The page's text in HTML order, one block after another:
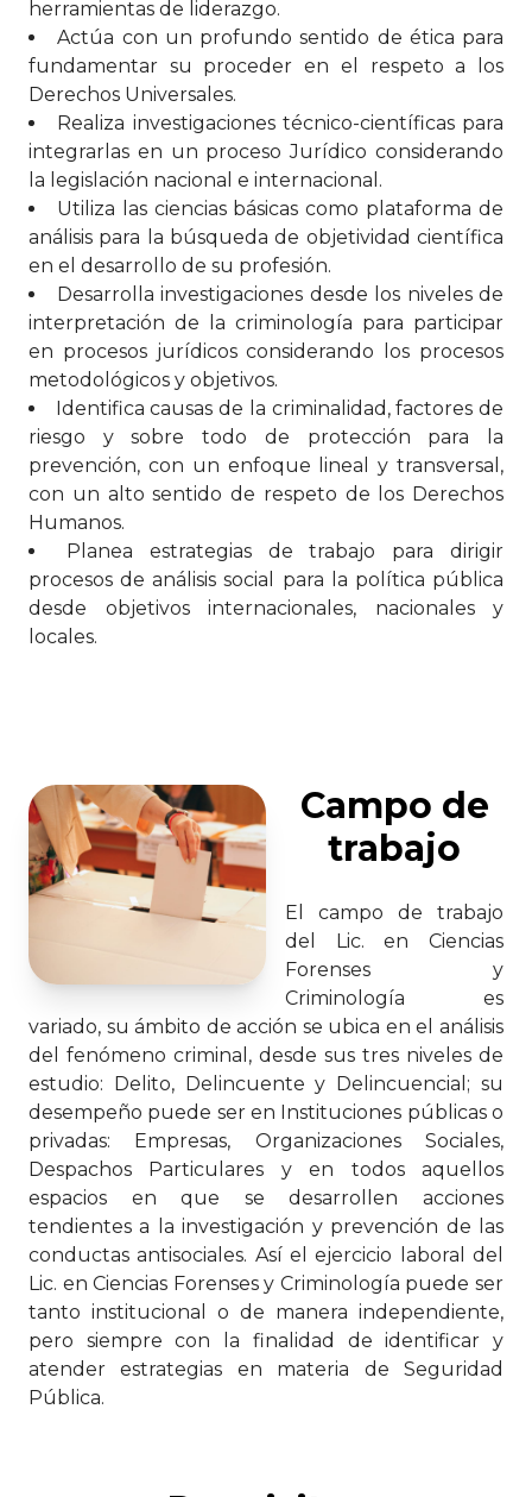
herramientas de liderazgo.
Actúa con un profundo sentido de ética para
fundamentar su proceder en el respeto a los
Derechos Universales.
Realiza investigaciones técnico-científicas para
integrarlas en un proceso Jurídico considerando
la legislación nacional e internacional.
Utiliza las ciencias básicas como plataforma de
análisis para la búsqueda de objetividad científica
en el desarrollo de su profesión.
Desarrolla investigaciones desde los niveles de
interpretación de la criminología para participar
en procesos jurídicos considerando los procesos
metodológicos y objetivos.
Identifica causas de la criminalidad, factores de
riesgo y sobre todo de protección para la
prevención, con un enfoque lineal y transversal,
con un alto sentido de respeto de los Derechos
Humanos.
Planea estrategias de trabajo para dirigir
procesos de análisis social para la política pública
desde objetivos internacionales, nacionales y
locales.
Campo de
trabajo
El campo de trabajo
del Lic. en Ciencias
Forenses y
Criminología es
variado, su ámbito de acción se ubica en el análisis
del fenómeno criminal, desde sus tres niveles de
estudio: Delito, Delincuente y Delincuencial; su
desempeño puede ser en Instituciones públicas o
privadas: Empresas, Organizaciones Sociales,
Despachos Particulares y en todos aquellos
espacios en que se desarrollen acciones
tendientes a la investigación y prevención de las
conductas antisociales. Así el ejercicio laboral del
Lic. en Ciencias Forenses y Criminología puede ser
tanto institucional o de manera independiente,
pero siempre con la finalidad de identificar y
atender estrategias en materia de Seguridad
Pública.